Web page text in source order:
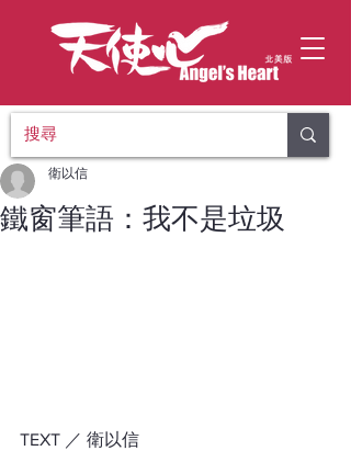
鐵窗筆語：我不是垃圾
衛以信
TEXT ／ 衛以信